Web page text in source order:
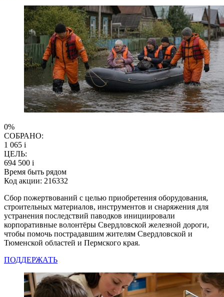
0%
СОБРАНО:
1 065 i
ЦЕЛЬ:
694 500 i
Время быть рядом
Код акции: 216332
Сбор пожертвований с целью приобретения оборудования,
строительных материалов, инструментов и снаряжения для
устранения последствий паводков инициировали
корпоративные волонтёры Свердловской железной дороги,
чтобы помочь пострадавшим жителям Свердловской и
Тюменской областей и Пермского края.
ПОДДЕРЖАТЬ